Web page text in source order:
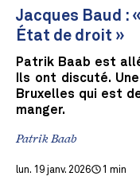
Jacques Baud :
État de droit »
Patrik Baab est
Ils ont discuté.
Bruxelles qui est
manger.
Patrik Baab
lun. 19 janv. 2026 1 min